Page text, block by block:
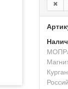
Курган